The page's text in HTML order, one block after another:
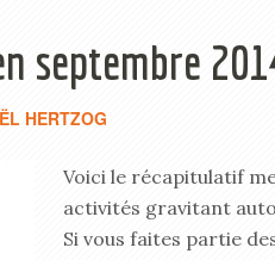
septembre
HERTZOG
Voici le récapitulatif
activités gravitant
Si vous faites partie